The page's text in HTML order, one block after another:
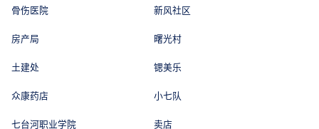
骨伤医院 新风社区
房产局 曙光村
土建处 锶美乐
众康药店 小七队
七台河职业学院 卖店